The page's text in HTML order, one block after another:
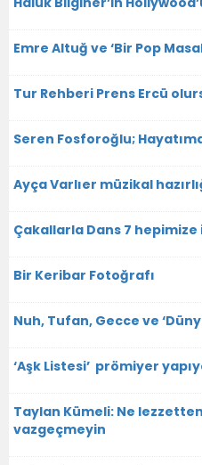
Emre Altuğ ve ‘Bir Pop
Tur Rehberi Prens Ercü
Seren Fosforoğlu;
Ayça Varlıer müzikal
Çakallarla Dans 7
Bir Keribar Fotoğrafı
Nuh, Tufan, Gecce ve
‘Aşk Listesi’ prömiyer
Taylan Kümeli: Ne
vazgeçmeyin